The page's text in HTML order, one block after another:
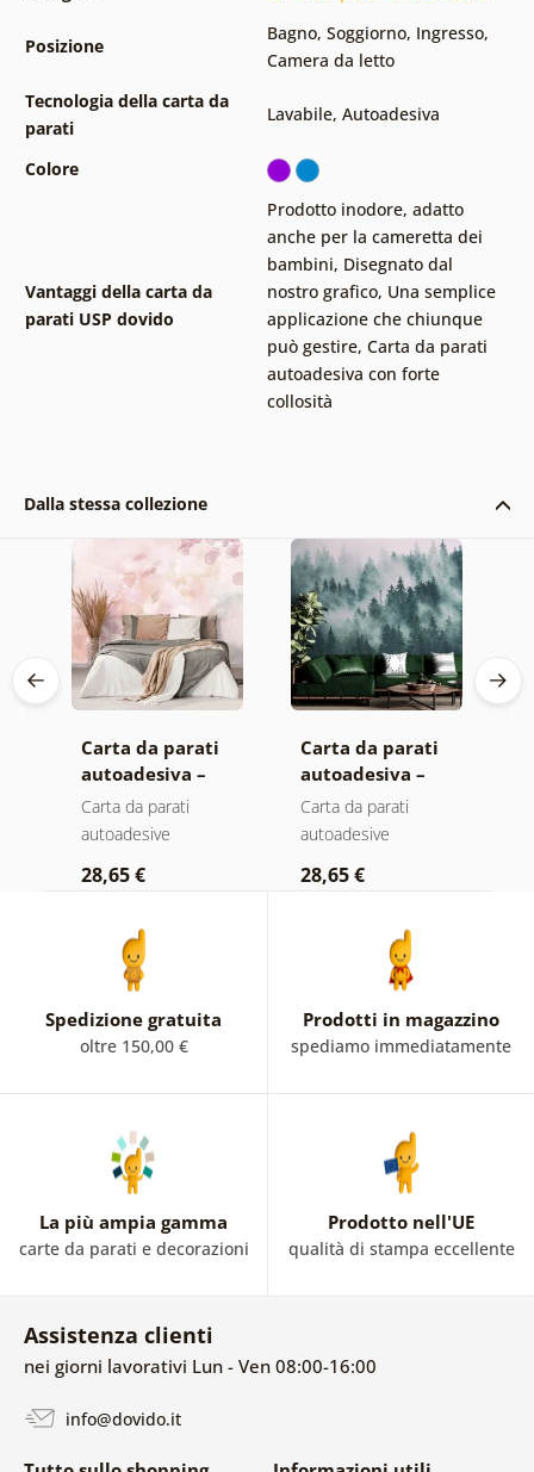
Posizione
Bagno, Soggiorno, Ingresso,
Camera da letto
Tecnologia della carta da
parati
Lavabile, Autoadesiva
Colore
Vantaggi della carta da
parati USP dovido
Prodotto inodore, adatto
anche per la cameretta dei
bambini, Disegnato dal
nostro grafico, Una semplice
applicazione che chiunque
può gestire, Carta da parati
autoadesiva con forte
collosità
Dalla stessa collezione
Carta da parati
autoadesiva –
Foglie con
sfumatura
Carta da parati
autoadesive
28,65 €
Carta da parati
autoadesiva –
Foresta nella
nebbia
Carta da parati
autoadesive
28,65 €
Spedizione gratuita
oltre 150,00 €
Prodotti in magazzino
spediamo immediatamente
La più ampia gamma
carte da parati e decorazioni
Prodotto nell'UE
qualità di stampa eccellente
Assistenza clienti
nei giorni lavorativi Lun - Ven 08:00-16:00
info@dovido.it